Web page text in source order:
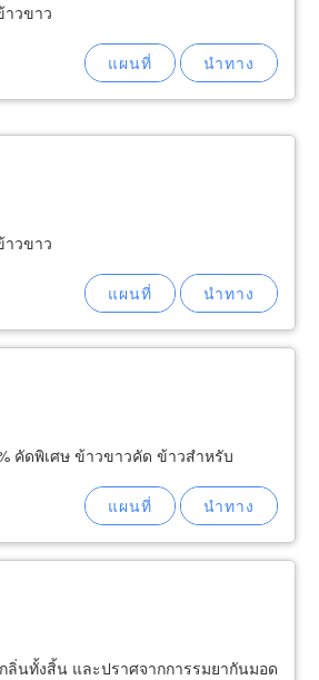
วขาว
วขาว
คัดพิเศษ ข้าวขาวคัด ข้าวสำหรับ
นทั้งสิ้น และปราศจากการรมยากันมอด